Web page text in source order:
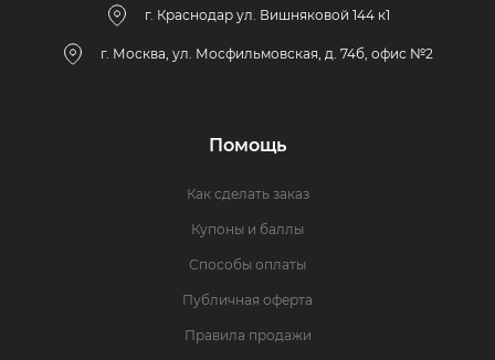
г. Краснодар ул. Вишняковой 144 к1
г. Москва, ул. Мосфильмовская, д. 74б, офис №2
Помощь
Как сделать заказ
Купоны и баллы
Способы оплаты
Публичная оферта
Правила продажи